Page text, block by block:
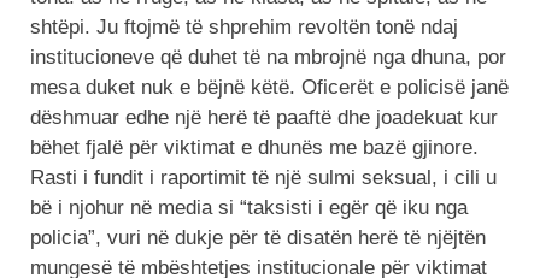
shtëpi. Ju ftojmë të shprehim revoltën tonë ndaj
institucioneve që duhet të na mbrojnë nga dhuna, por
mesa duket nuk e bëjnë këtë. Oficerët e policisë janë
dëshmuar edhe një herë të paaftë dhe joadekuat kur
bëhet fjalë për viktimat e dhunës me bazë gjinore.
Rasti i fundit i raportimit të një sulmi seksual, i cili u
bë i njohur në media si “taksisti i egër që iku nga
policia”, vuri në dukje për të disatën herë të njëjtën
mungesë të mbështetjes institucionale për viktimat